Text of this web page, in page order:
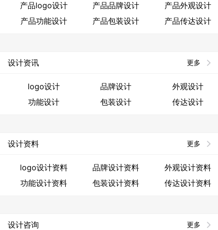
产品logo设计 产品品牌设计
产品外观设计
产品功能设计
产品包装设计 产品传达设计
更多
设计资讯
logo设计 品牌设计
外观设计
功能设计
包装设计 传达设计
更多
设计资料
logo设计资料 品牌设计资料
外观设计资料
功能设计资料
包装设计资料 传达设计资料
更多
设计咨询